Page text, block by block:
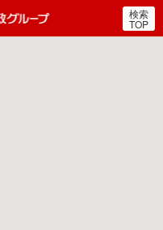
郵便局・日本郵政グルー
検索
TOP